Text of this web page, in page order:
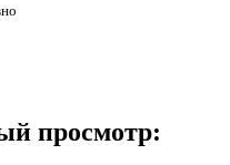
просмотр: